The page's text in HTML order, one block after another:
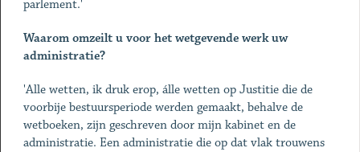
parlement.'
Waarom omzeilt u voor het wetgevende werk uw
administratie?
'Alle wetten, ik druk erop, álle wetten op Justitie die de
voorbije bestuursperiode werden gemaakt, behalve de
wetboeken, zijn geschreven door mijn kabinet en de
administratie. Een administratie die op dat vlak trouwens